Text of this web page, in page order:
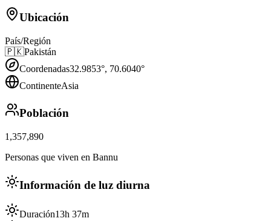
Ubicación
País/Región
🇵🇰Pakistán
Coordenadas32.9853°, 70.6040°
ContinenteAsia
Población
1,357,890
Personas que viven en Bannu
Información de luz diurna
Duración13h 37m